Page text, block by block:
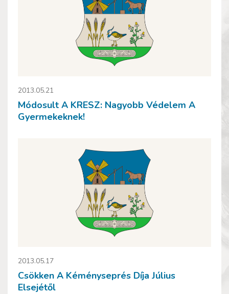
2013.05.21
Módosult A KRESZ: Nagyobb Védelem A
Gyermekeknek!
2013.05.17
Csökken A Kéményseprés Díja Július
Elsejétől